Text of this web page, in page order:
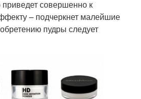
совершенно к
– подчеркнет малейшие
пудры следует